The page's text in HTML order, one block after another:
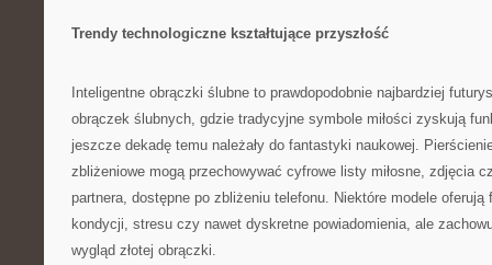
Trendy technologiczne kształtujące przyszłość
Inteligentne obrączki ślubne to prawdopodobnie najbardziej
obrączek ślubnych, gdzie tradycyjne symbole miłości zyskują
jeszcze dekadę temu należały do fantastyki naukowej.
zbliżeniowe mogą przechowywać cyfrowe listy miłosne, zdjęcia
partnera, dostępne po zbliżeniu telefonu. Niektóre modele oferują
kondycji, stresu czy nawet dyskretne powiadomienia, ale
wygląd złotej obrączki.